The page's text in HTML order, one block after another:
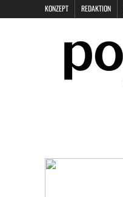
KONZEPT REDAKTION